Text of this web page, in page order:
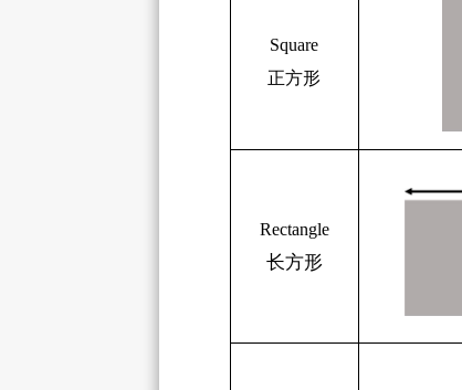
Square
正方形
Rectangle
长方形